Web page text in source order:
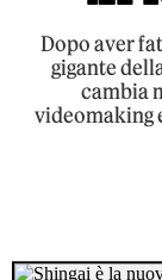
Dopo aver
gigante
cambia
videomaking